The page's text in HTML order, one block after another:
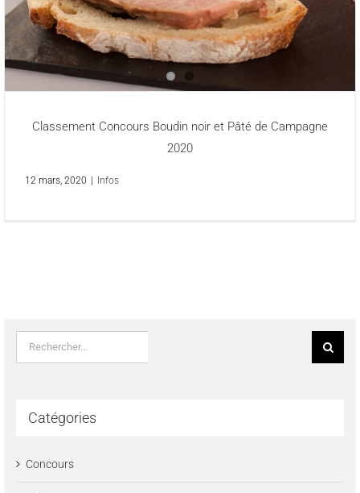
Classement Concours Boudin noir et Pâté de Campagne
2020
12 mars, 2020 | Infos
Rechercher:
Catégories
Concours